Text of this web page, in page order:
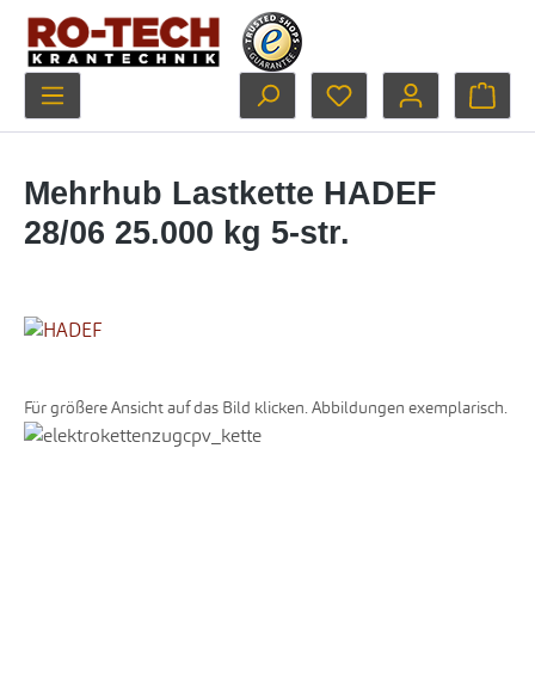
Zum Hauptinhalt springen
Du hast 0 Produkte
Mehrhub Lastkette HADEF
28/06 25.000 kg 5-str.
Für größere Ansicht auf das Bild klicken. Abbildungen exemplarisch.
Bildergalerie überspringen